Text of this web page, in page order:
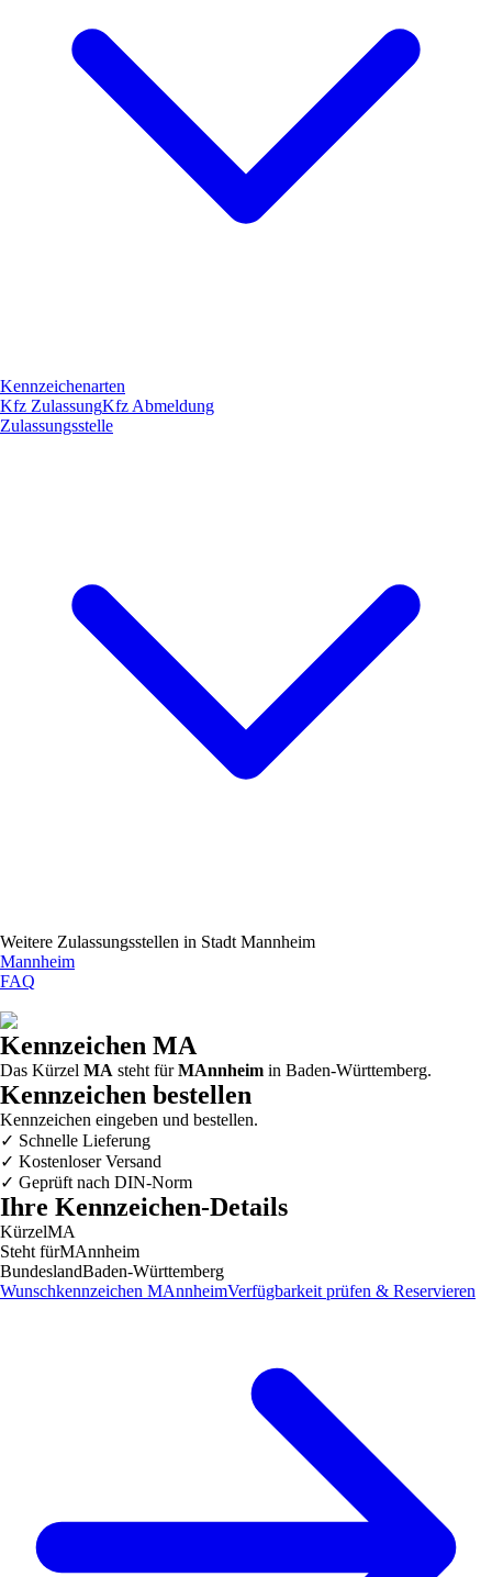
Kennzeichenarten
Kfz ZulassungKfz Abmeldung
Zulassungsstelle
Weitere Zulassungsstellen in Stadt Mannheim
Mannheim
FAQ
Kennzeichen MA
Das Kürzel MA steht fürMAnnheim in Baden-Württemberg.
Kennzeichen bestellen
Kennzeichen eingeben und bestellen.
✓ Schnelle Lieferung
✓ Kostenloser Versand
✓ Geprüft nach DIN-Norm
Ihre Kennzeichen-Details
KürzelMA
Steht fürMAnnheim
BundeslandBaden-Württemberg
Wunschkennzeichen MAnnheimVerfügbarkeit prüfen & Reservieren